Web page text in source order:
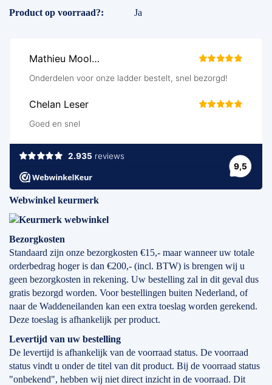
Product op voorraad? Ja
Webwinkel keurmerk
Bezorgkosten
Standaard zijn onze bezorgkosten €15,- maar wanneer uw totale
orderbedrag hoger is dan €200,- (incl. BTW) is brengen wij u
geen bezorgkosten in rekening. Uw bestelling zal in dit geval dus
gratis bezorgd worden. Voor bestellingen buiten Nederland, of
naar de Waddeneilanden kan een extra toeslag worden gerekend.
Deze toeslag is afhankelijk per product.
Levertijd van uw bestelling
De levertijd is afhankelijk van de voorraad status. De voorraad
status vindt u onder de titel van dit product. Bij de voorraad status
"onbekend", hebben wij niet direct inzicht in de voorraad. Dit